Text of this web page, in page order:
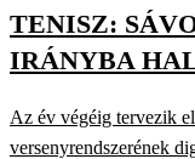
TENISZ:
IRÁNYBA
Az év végéig tervezik
versenyrendszerének